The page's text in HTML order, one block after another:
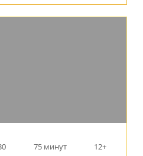
75 минут 12+